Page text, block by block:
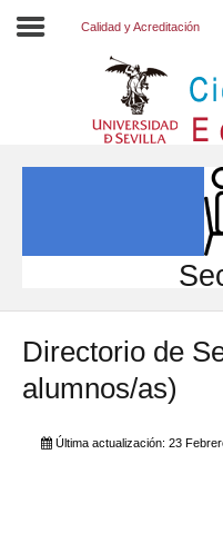
INVESTIGACIÓN
INTERNACIONAL
Directorio FCCE
Calidad y Acreditación
Directorio de
alumnos/as)
Última actualización: 23